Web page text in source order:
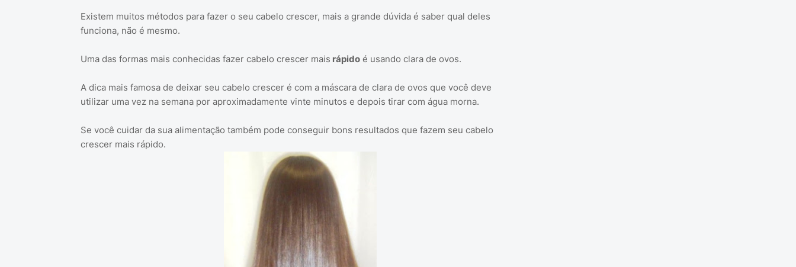
Existem muitos métodos para fazer o seu cabelo crescer, mais a grande dúvida é saber qual deles
funciona, não é mesmo.
Uma das formas mais conhecidas fazer cabelo crescer mais rápidoé usando clara de ovos.
A dica mais famosa de deixar seu cabelo crescer é com a máscara de clara de ovos que você deve
utilizar uma vez na semana por aproximadamente vinte minutos e depois tirar com água morna.
Se você cuidar da sua alimentação também pode conseguir bons resultados que fazem seu cabelo
crescer mais rápido.